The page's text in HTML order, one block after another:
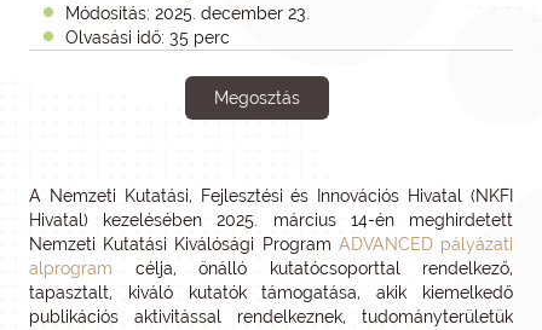
Módosítás: 2025. december 23.
Olvasási idő: 35 perc
Megosztás
A Nemzeti Kutatási, Fejlesztési és Innovációs Hivatal (NKFI
Hivatal) kezelésében 2025. március 14-én meghirdetett
Nemzeti Kutatási Kiválósági Program ADVANCED pályázati
alprogram célja, önálló kutatócsoporttal rendelkező,
tapasztalt, kiváló kutatók támogatása, akik kiemelkedő
publikációs aktivitással rendelkeznek, tudományterületük